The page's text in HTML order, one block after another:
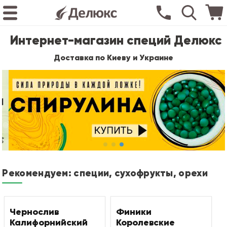
Интернет-магазин специй Делюкс
Доставка по Киеву и Украине
Рекомендуем: специи, сухофрукты, орехи
Чернослив
Калифорнийский
Финики
Королевские